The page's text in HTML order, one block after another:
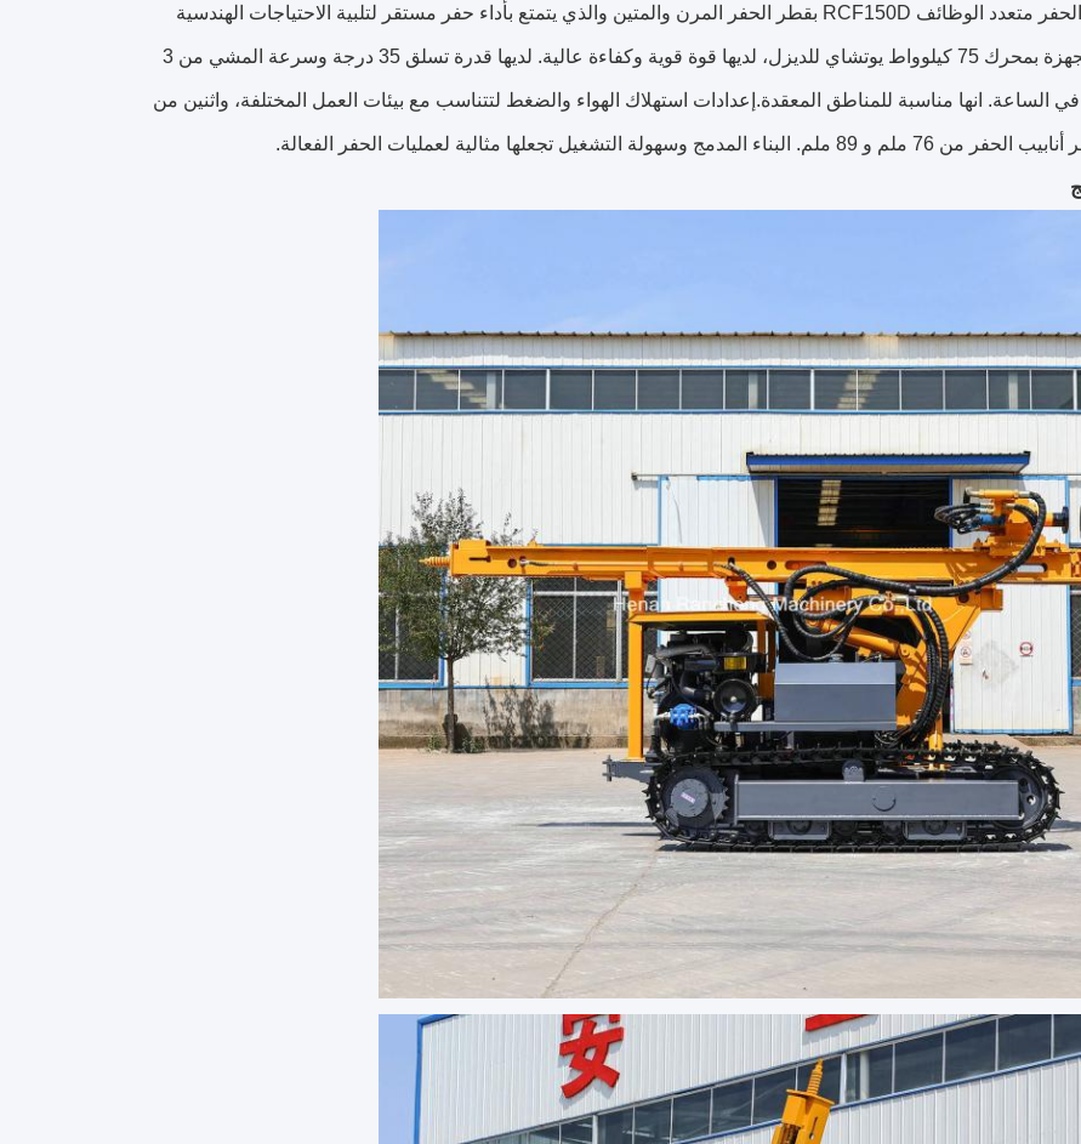
يتميز جهاز الحفر متعدد الوظائف RCF150D بقطر الحفر المرن والمتين والذي يتمتع بأداء حفر مستقر لتلبية الاحتياجات الهندسية
المتنوعة.مجهزة بمحرك 75 كيلوواط يوتشاي للديزل، لديها قوة قوية وكفاءة عالية. لديها قدرة تسلق 35 درجة وسرعة المشي من 3
الساعة. انها مناسبة للمناطق المعقدة.إعدادات استهلاك الهواء والضغط لتتناسب مع بيئات العمل المختلفة، واثنين من
المدمج وسهولة التشغيل تجعلها مثالية لعمليات الحفر الفعالة.